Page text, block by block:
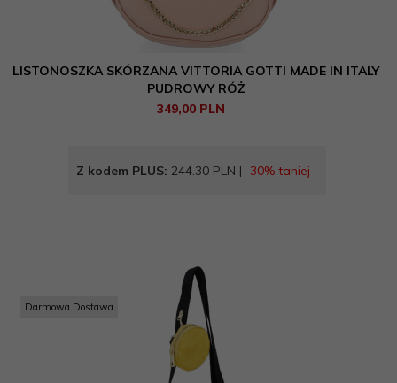
LISTONOSZKA SKÓRZANA VITTORIA GOTTI MADE IN ITALY
PUDROWY RÓŻ
349,00 PLN
Z kodem PLUS: 244.30 PLN | 30% taniej
Darmowa Dostawa